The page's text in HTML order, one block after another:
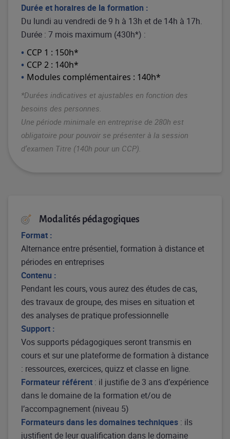
Durée et horaires de la formation :
Du lundi au vendredi de 9 h à 13h et de 14h à 17h.
Durée : 7 mois maximum (430h*) :
CCP 1 : 150h*
CCP 2 : 140h*
Modules complémentaires : 140h*
*Durées indicatives et ajustables en fonction des
besoins des personnes.
Une période minimale en entreprise de 280h est
obligatoire pour pouvoir se présenter à la session
d’examen Titre (140h pour un CCP).
Modalités pédagogiques
Format :
Alternance entre présentiel, formation à distance et
périodes en entreprises
Contenu :
Pendant les cours, vous aurez des études de cas,
des travaux de groupe, des mises en situation et
des analyses de pratique professionnelle
Support :
Vos supports pédagogiques seront transmis en
cours et sur une plateforme de formation à distance
: ressources, exercices, quizz et classe en ligne.
Formateur référent : il justifie de 3 ans d’expérience
dans le domaine de la formation et/ou de
l’accompagnement (niveau 5)
Formateurs dans les domaines techniques : ils
justifient de leur qualification dans le domaine